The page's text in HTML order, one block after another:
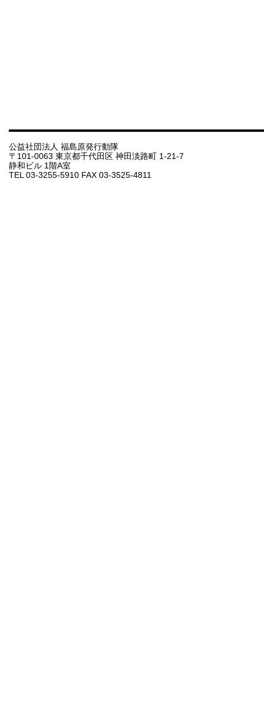
公益社団法人 福島原発行動隊
〒101-0063 東京都千代田区 神田淡路町 1-21-7
静和ビル 1階A室
TEL 03-3255-5910 FAX 03-3525-4811